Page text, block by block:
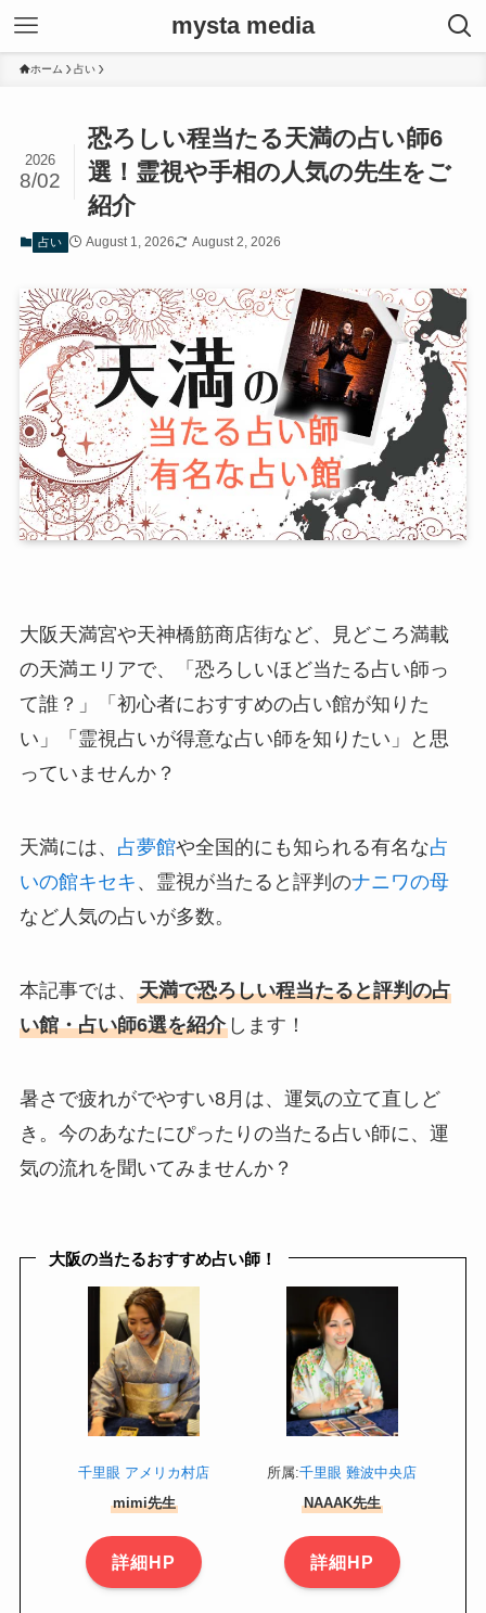
mysta media
ホーム 占い
恐ろしい程当たる天満の占い師6
選！霊視や手相の人気の先生をご
紹介
2026
8/02
占い August 1, 2026 August 2, 2026
大阪天満宮や天神橋筋商店街など、見どころ満載
の天満エリアで、「恐ろしいほど当たる占い師っ
て誰？」「初心者におすすめの占い館が知りた
い」「霊視占いが得意な占い師を知りたい」と思
っていませんか？
天満には、 占夢館や全国的にも知られる有名な占
いの館キセキ 、霊視が当たると評判のナニワの母
など人気の占いが多数。
本記事では、 天満で恐ろしい程当たると評判の占
い館・占い師6選を紹介します！
暑さで疲れがでやすい8月は、運気の立て直しど
き。今のあなたにぴったりの当たる占い師に、運
気の流れを聞いてみませんか？
大阪の当たるおすすめ占い師！
千里眼 アメリカ村店
mimi先生
詳細HP
所属:千里眼 難波中央店
NAAAK先生
詳細HP